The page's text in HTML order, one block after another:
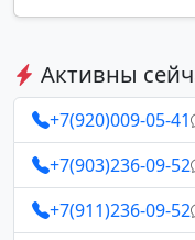
Активны
+7(920)009-05-41
+7(903)236-09-52
+7(911)236-09-52